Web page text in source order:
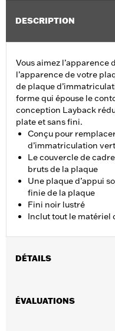
DESCRIPTION
Vous aimez l’apparence
l’apparence de votre
de plaque
forme qui épouse le
conception Layback
plate et sans fini.
Conçu pour
d’immatriculation
Le couvercle de
bruts de la plaque
Une plaque d’appui
finie de la plaque
Fini noir lustré
Inclut tout le matériel
DÉTAILS
FLHXST, FLTRX, FLTRXS
ÉVALUATIONS